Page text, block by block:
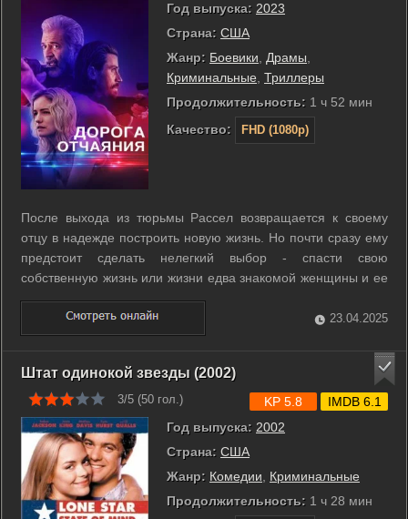
Год выпуска: 2023
Страна: США
Жанр: Боевики, Драмы,
Криминальные, Триллеры
Продолжительность: 1 ч 52 мин
Качество:
FHD (1080p)
После выхода из тюрьмы Рассел возвращается к своему
отцу в надежде построить новую жизнь. Но почти сразу ему
предстоит сделать нелегкий выбор - спасти свою
собственную жизнь или жизни едва знакомой женщины и ее
ребенка. ...
23.04.2025
Штат одинокой звезды (2002)
3/5 (50 гол.)
Год выпуска: 2002
Страна: США
Жанр: Комедии
Криминальные
Продолжительность: 1 ч 28 мин
KP 5.8 IMDB 6.1